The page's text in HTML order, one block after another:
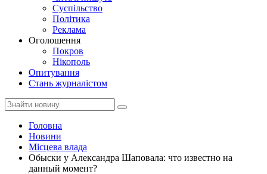
Суспільство
Політика
Реклама
Оголошення
Покров
Нікополь
Опитування
Стань журналістом
Головна
Новини
Місцева влада
Обыски у Александра Шаповала: что известно на
данный момент?